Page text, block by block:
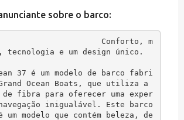
sobre o barco:
Conforto, m
tecnologia e um design único.
37 é um modelo de barco fabri
Ocean Boats, que utiliza a
fibra para oferecer uma exper
inigualável. Este barco
um modelo que contém beleza, de